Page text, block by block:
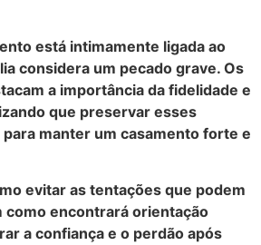
está intimamente ligada ao
considera um pecado grave. Os
a importância da fidelidade e
que preservar esses
manter um casamento forte e
evitar as tentações que podem
como encontrará orientação
a confiança e o perdão após